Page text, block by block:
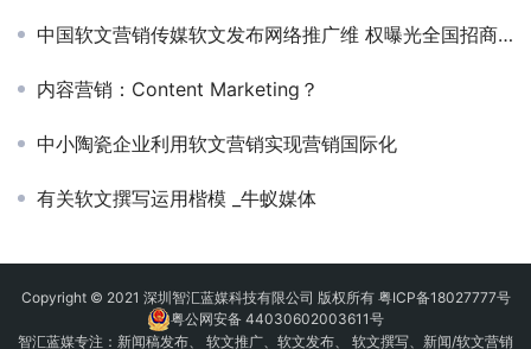
中国软文营销传媒软文发布网络推广维 权曝光全国招商加盟
内容营销：Content Marketing？
中小陶瓷企业利用软文营销实现营销国际化
有关软文撰写运用楷模 _牛蚁媒体
Copyright © 2021 深圳智汇蓝媒科技有限公司 版权所有 粤ICP备18027777号
粤公网安备 44030602003611号
智汇蓝媒专注： 新闻稿发布、 软文推广、 软文发布、 软文撰写、新闻/软文营销